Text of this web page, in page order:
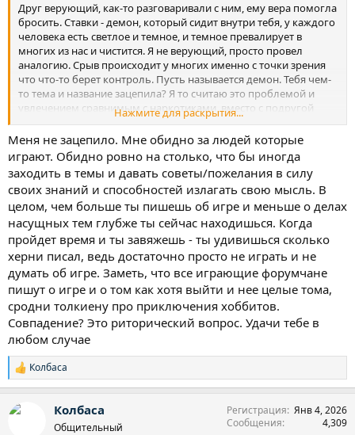
Друг верующий, как-то разговаривали с ним, ему вера помогла
бросить. Ставки - демон, который сидит внутри тебя, у каждого
человека есть светлое и темное, и темное превалирует в
многих из нас и чистится. Я не верующий, просто провел
аналогию. Срыв происходит у многих именно с точки зрения
что что-то берет контроль. Пусть называется демон. Тебя чем-
то тема и название зацепила? Я то считаю это проблемой и
увлечением сравнимым с наркотиками, вместо с подругой
которая на опиатах сидит бросали, не употребляю и считаю это
бредом и никогда не употреблял, но срывы идентичны. И это я
осознаю. Слабым ты лудоманом был, если считаешь что
проблему нужно признать и она исчезнет
Нажмите для раскрытия...
Меня не зацепило. Мне обидно за людей которые
играют. Обидно ровно на столько, что бы иногда
заходить в темы и давать советы/пожелания в силу
своих знаний и способностей излагать свою мысль. В
целом, чем больше ты пишешь об игре и меньше о делах
насущных тем глубже ты сейчас находишься. Когда
пройдет время и ты завяжешь - ты удивишься сколько
херни писал, ведь достаточно просто не играть и не
думать об игре. Заметь, что все играющие форумчане
пишут о игре и о том как хотя выйти и нее целые тома,
сродни толкиену про приключения хоббитов.
Совпадение? Это риторический вопрос. Удачи тебе в
любом случае
Р
е
к
Колбаса
Колбаса
Общительный
Регистрация Янв 4, 2026
Сообщения
4,309